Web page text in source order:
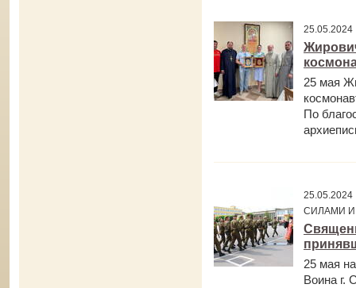
25 мая
По
СИЛАМИ
25 мая
Воина г.